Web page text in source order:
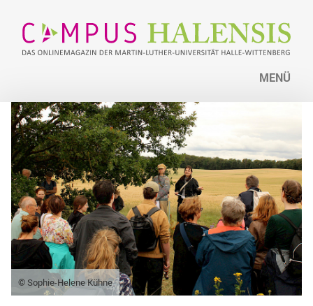
MENÜ
© Sophie-Helene Kühne